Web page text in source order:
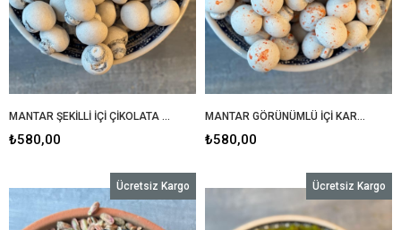
MANTAR ŞEKİLLİ İÇİ ÇİKOLATA DOLGULU
₺580,00
MANTAR GÖRÜNÜMLÜ İÇİ KARAMELLİ ÇİKOLATA
₺580,00
Ücretsiz Kargo Ücretsiz Kargo